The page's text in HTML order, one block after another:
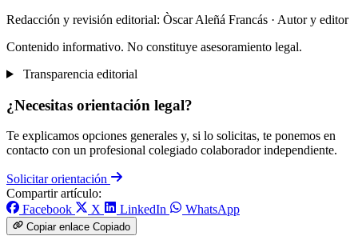
Redacción y revisión editorial: Òscar Aleñá Francás · Autor y editor
Contenido informativo. No constituye asesoramiento legal.
Transparencia editorial
¿Necesitas orientación legal?
Te explicamos opciones generales y, si lo solicitas, te ponemos en
contacto con un profesional colegiado colaborador independiente.
Solicitar orientación
Compartir artículo:
Facebook
X LinkedIn WhatsApp
Copiar enlace Copiado